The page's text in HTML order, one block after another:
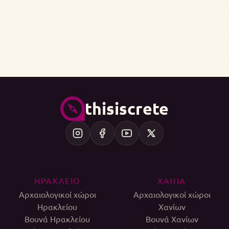
thisiscrete
ΗΡΑΚΛΕΙΟ
Αρχαιολογικοί χώροι
Ηρακλείου
Βουνά Ηρακλείου
ΧΑΝΙΑ
Αρχαιολογικοί χώροι
Χανίων
Βουνά Χανίων